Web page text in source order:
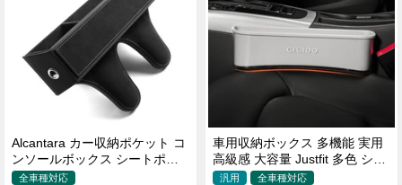
Alcantara カー収納ポケット コ
ンソールボックス シートポケ
ット 隙間ポケットセット
全車種対応
車用収納ボックス 多機能 実用
高級感 大容量 Justfit 多色 シー
トポケット ギャップ 隙間収納
汎用 全車種対応